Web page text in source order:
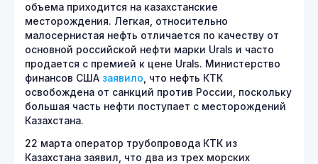
объема приходится на казахстанские
месторождения. Легкая, относительно
малосернистая нефть отличается по качеству от
основной российской нефти марки Urals и часто
продается с премией к цене Urals. Министерство
финансов США заявило , что нефть КТК
освобождена от санкций против России, поскольку
большая часть нефти поступает с месторождений
Казахстана.
22 марта оператор трубопровода КТК из
Казахстана заявил, что два из трех морских